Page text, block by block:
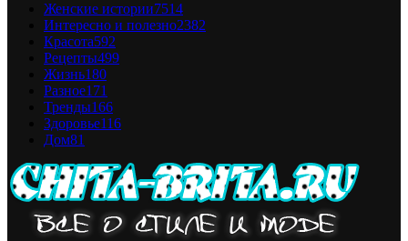
Женские истории7514
Интересно и полезно2382
Красота592
Рецепты499
Жизнь180
Разное171
Тренды166
Здоровье116
Дом81